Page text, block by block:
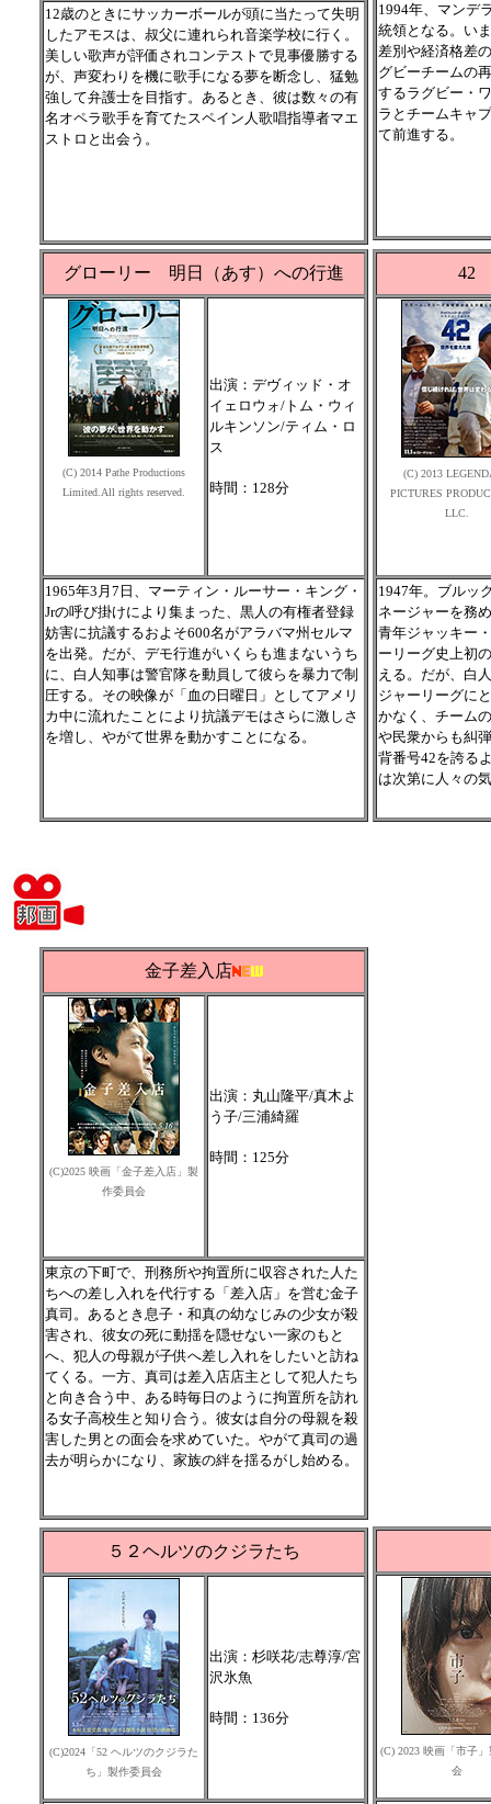
12歳のときにサッカーボールが頭に当たって失明
したアモスは、叔父に連れられ音楽学校に行く。
美しい歌声が評価されコンテストで見事優勝する
が、声変わりを機に歌手になる夢を断念し、猛勉
強して弁護士を目指す。あるとき、彼は数々の有
名オペラ歌手を育てたスペイン人歌唱指導者マエ
ストロと出会う。
1994年、マンデ
統領となる。い
差別や経済格差
グビーチームの
するラグビー・
ラとチームキャ
て前進する。
グローリー 明日（あす）への行進
(C) 2014 Pathe Productions
Limited.All rights reserved.
出演：デヴィッド・オ
イェロウォ/トム・ウィ
ルキンソン/ティム・ロ
ス
時間：128分
1965年3月7日、マーティン・ルーサー・キング・
Jrの呼び掛けにより集まった、黒人の有権者登録
妨害に抗議するおよそ600名がアラバマ州セルマ
を出発。だが、デモ行進がいくらも進まないうち
に、白人知事は警官隊を動員して彼らを暴力で制
圧する。その映像が「血の日曜日」としてアメリ
カ中に流れたことにより抗議デモはさらに激しさ
を増し、やがて世界を動かすことになる。
42
(C) 2013
PICTURES
LLC.
1947年。ブルッ
ネージャーを務
青年ジャッキー
ーリーグ史上初
える。だが、白
ジャーリーグに
かなく、チーム
や民衆からも糾
背番号42を誇る
は次第に人々の
金子差入店
(C)2025 映画「金子差入店」製
作委員会
出演：丸山隆平/真木よ
う子/三浦綺羅
時間：125分
東京の下町で、刑務所や拘置所に収容された人た
ちへの差し入れを代行する「差入店」を営む金子
真司。あるとき息子・和真の幼なじみの少女が殺
害され、彼女の死に動揺を隠せない一家のもと
へ、犯人の母親が子供へ差し入れをしたいと訪ね
てくる。一方、真司は差入店店主として犯人たち
と向き合う中、ある時毎日のように拘置所を訪れ
る女子高校生と知り合う。彼女は自分の母親を殺
害した男との面会を求めていた。やがて真司の過
去が明らかになり、家族の絆を揺るがし始める。
５２ヘルツのクジラたち
(C)2024「52 ヘルツのクジラた
ち」製作委員会
出演：杉咲花/志尊淳/宮
沢氷魚
時間：136分
(C) 2023 映画「市子
会